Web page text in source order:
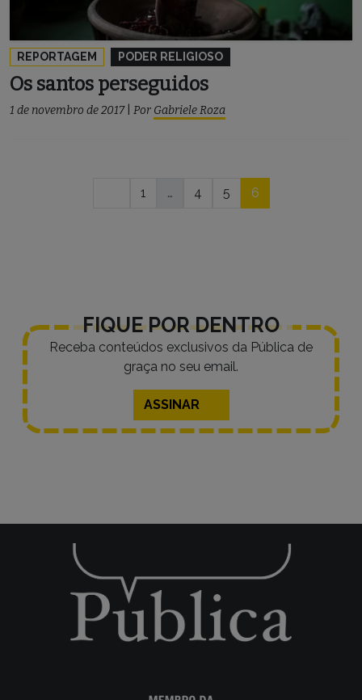
REPORTAGEM PODER RELIGIOSO
Os santos perseguidos
1 de novembro de 2017 Por Gabriele Roza
1 … 4 5 6
FIQUE POR DENTRO
Receba conteúdos exclusivos da Pública de
graça no seu email.
ASSINAR